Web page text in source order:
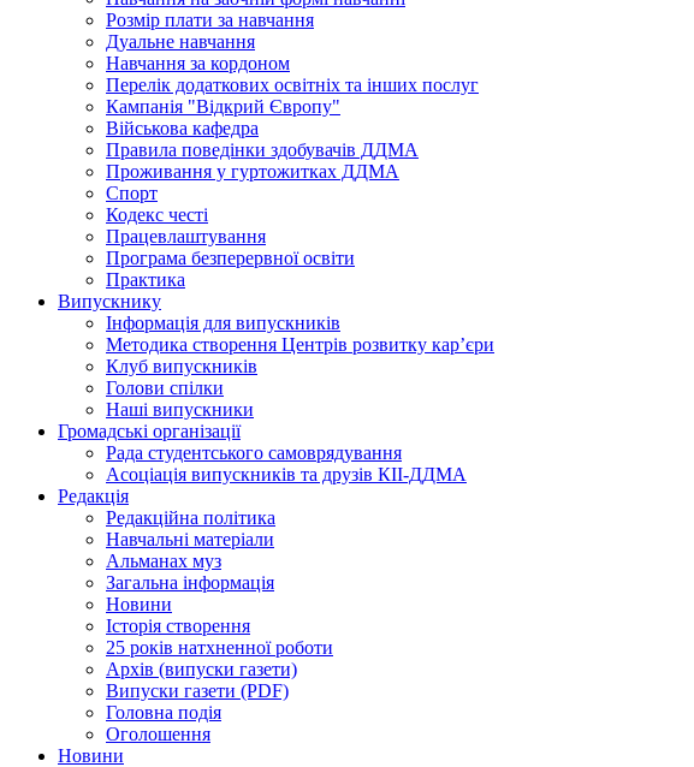
Розмір плати за навчання
Дуальне навчання
Навчання за кордоном
Перелік додаткових освітніх та інших послуг
Кампанія "Відкрий Європу"
Військова кафедра
Правила поведінки здобувачів ДДМА
Проживання у гуртожитках ДДМА
Спорт
Кодекс честі
Працевлаштування
Програма безперервної освіти
Практика
Випускнику
Інформація для випускників
Методика створення Центрів розвитку кар’єри
Клуб випускників
Голови спілки
Наші випускники
Громадські організації
Рада студентського самоврядування
Асоціація випускників та друзів КІІ-ДДМА
Редакція
Редакційна політика
Навчальні матеріали
Альманах муз
Загальна інформація
Новини
Історія створення
25 років натхненної роботи
Архів (випуски газети)
Випуски газети (PDF)
Головна подія
Оголошення
Новини